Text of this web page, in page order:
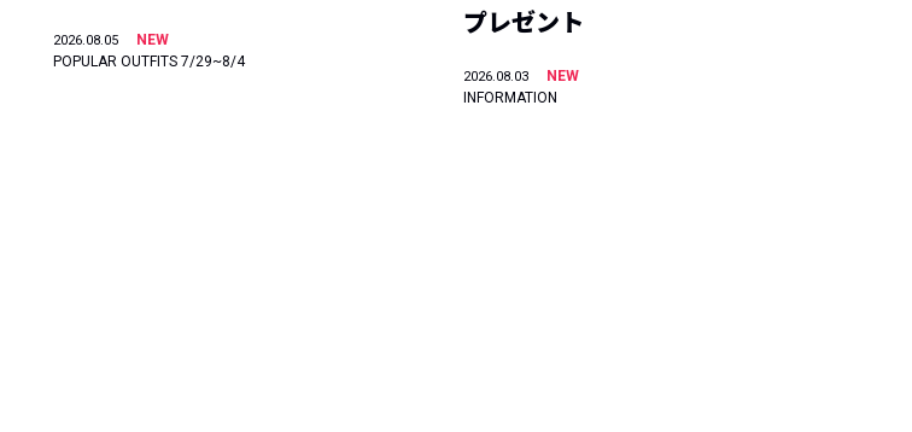
2026.08.05
NEW
POPULAR OUTFITS 7/29~8/4
プレゼント
2026.08.03
NEW
INFORMATION